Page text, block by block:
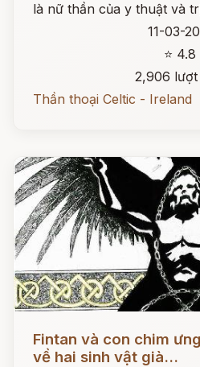
là nữ thần của y thuật và
11-03-
⭐ 4.8
2,906
Thần thoại Celtic - Ireland
Fintan và con chim
về hai sinh vật già...